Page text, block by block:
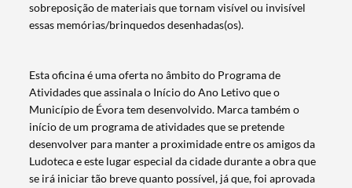
sobreposição de materiais que tornam visível ou invisível
essas memórias/brinquedos desenhadas(os).
Esta oficina é uma oferta no âmbito do Programa de
Atividades que assinala o Início do Ano Letivo que o
Município de Évora tem desenvolvido. Marca também o
início de um programa de atividades que se pretende
desenvolver para manter a proximidade entre os amigos da
Ludoteca e este lugar especial da cidade durante a obra que
se irá iniciar tão breve quanto possível, já que, foi aprovada